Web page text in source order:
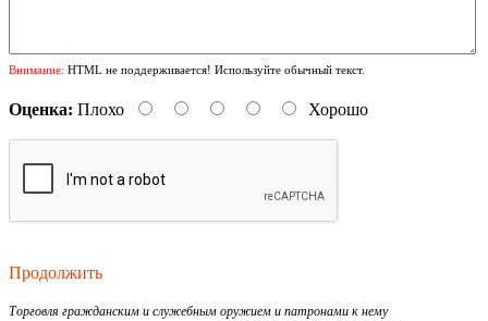
Внимание: HTML не поддерживается! Используйте обычный текст.
Оценка: Плохо Хорошо
Продолжить
Торговля гражданским и служебным оружием и патронами к нему